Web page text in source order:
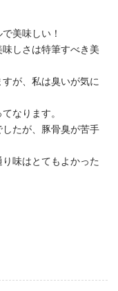
美味しい！
しさは特筆すべき美
が、私は臭いが気に
なります。
たが、豚骨臭が苦手
味はとてもよかった